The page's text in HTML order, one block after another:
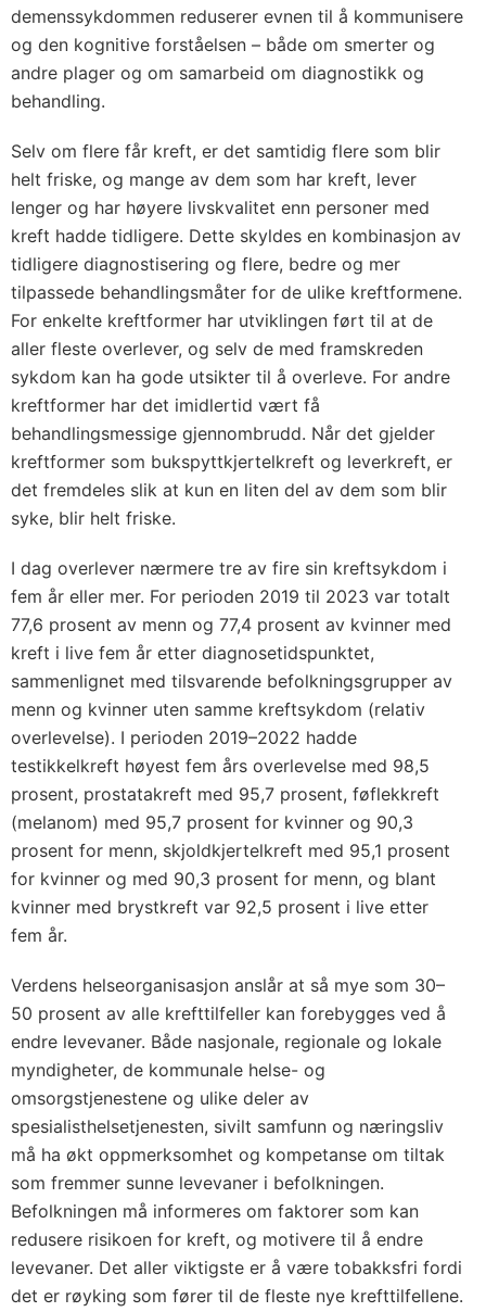
demenssykdommen reduserer evnen til å kommunisere
og den kognitive forståelsen – både om smerter og
andre plager og om samarbeid om diagnostikk og
behandling.
Selv om flere får kreft, er det samtidig flere som blir
helt friske, og mange av dem som har kreft, lever
lenger og har høyere livskvalitet enn personer med
kreft hadde tidligere. Dette skyldes en kombinasjon av
tidligere diagnostisering og flere, bedre og mer
tilpassede behandlingsmåter for de ulike kreftformene.
For enkelte kreftformer har utviklingen ført til at de
aller fleste overlever, og selv de med framskreden
sykdom kan ha gode utsikter til å overleve. For andre
kreftformer har det imidlertid vært få
behandlingsmessige gjennombrudd. Når det gjelder
kreftformer som bukspyttkjertelkreft og leverkreft, er
det fremdeles slik at kun en liten del av dem som blir
syke, blir helt friske.
I dag overlever nærmere tre av fire sin kreftsykdom i
fem år eller mer. For perioden 2019 til 2023 var totalt
77,6 prosent av menn og 77,4 prosent av kvinner med
kreft i live fem år etter diagnosetidspunktet,
sammenlignet med tilsvarende befolkningsgrupper av
menn og kvinner uten samme kreftsykdom (relativ
overlevelse). I perioden 2019–2022 hadde
testikkelkreft høyest fem års overlevelse med 98,5
prosent, prostatakreft med 95,7 prosent, føflekkreft
(melanom) med 95,7 prosent for kvinner og 90,3
prosent for menn, skjoldkjertelkreft med 95,1 prosent
for kvinner og med 90,3 prosent for menn, og blant
kvinner med brystkreft var 92,5 prosent i live etter
fem år.
Verdens helseorganisasjon anslår at så mye som 30–
50 prosent av alle krefttilfeller kan forebygges ved å
endre levevaner. Både nasjonale, regionale og lokale
myndigheter, de kommunale helse- og
omsorgstjenestene og ulike deler av
spesialisthelsetjenesten, sivilt samfunn og næringsliv
må ha økt oppmerksomhet og kompetanse om tiltak
som fremmer sunne levevaner i befolkningen.
Befolkningen må informeres om faktorer som kan
redusere risikoen for kreft, og motivere til å endre
levevaner. Det aller viktigste er å være tobakksfri fordi
det er røyking som fører til de fleste nye krefttilfellene.